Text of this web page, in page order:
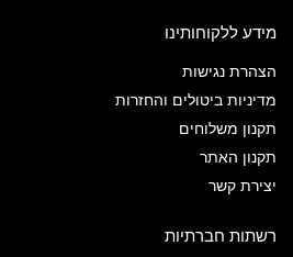
מידע ללקוחותינו
הצהרת נגישות
מדיניות ביטולים והחזרות
תקנון משלוחים
תקנון האתר
יצירת קשר
רשתות חברתיות